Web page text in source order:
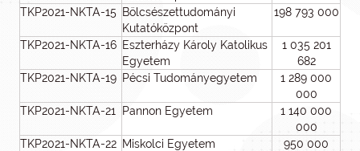
TKP2021-NKTA-15 Bölcsészettudományi
Kutatóközpont
198 793 000
TKP2021-NKTA-16 Eszterházy Károly Katolikus
Egyetem
1 035 201
682
TKP2021-NKTA-19 Pécsi Tudományegyetem
1 289 000
000
TKP2021-NKTA-21
Pannon Egyetem
1 140 000
000
TKP2021-NKTA-22 Miskolci Egyetem
950 000